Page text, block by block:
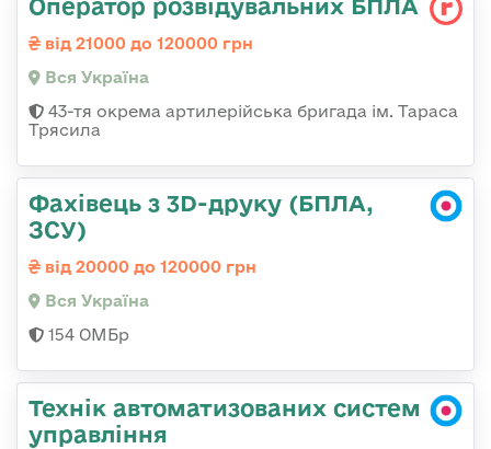
Оператор розвідувальних БПЛА
від 21000 до 120000 грн
Вся Україна
43-тя окрема артилерійська бригада ім. Тараса
Трясила
Фахівець з 3D-друку (БПЛА,
ЗСУ)
від 20000 до 120000 грн
Вся Україна
154 ОМБр
Технік автоматизованих систем
управління